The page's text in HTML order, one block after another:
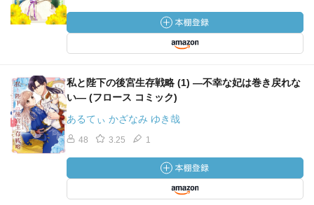
私と陛下の後宮生存戦略 (1) ―不幸な妃は巻き戻れな
い― (フロース コミック)
あるてぃ かざなみ ゆき哉
48 3.25 1